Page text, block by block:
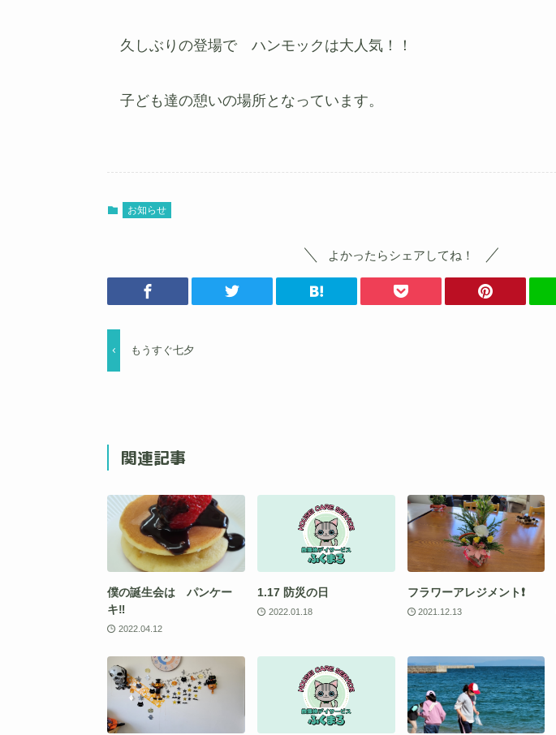
久しぶりの登場で ハンモックは大人気！！
子ども達の憩いの場所となっています。
お知らせ
よかったらシェアしてね！
もうすぐ七夕
関連記事
僕の誕生会は パンケー
キ‼️
2022.04.12
1.17 防災の日
2022.01.18
フラワーアレジメント❗
2021.12.13